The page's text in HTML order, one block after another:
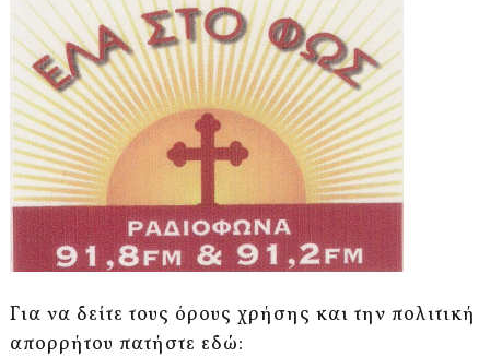
Για να δείτε τους όρους χρήσης και την πολιτική
απορρήτου πατήστε εδώ: